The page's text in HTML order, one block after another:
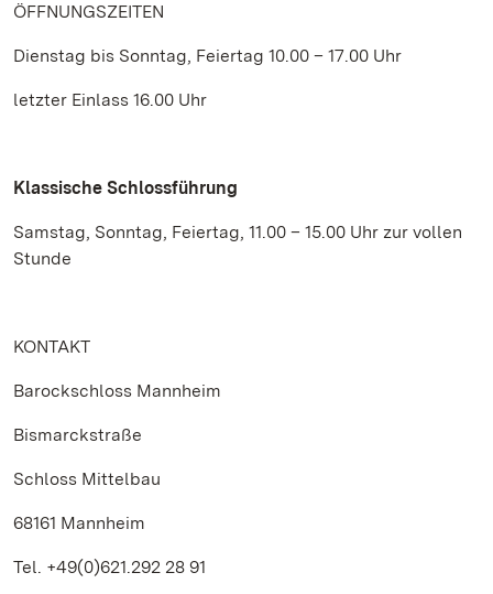
ÖFFNUNGSZEITEN
Dienstag bis Sonntag, Feiertag 10.00 – 17.00 Uhr
letzter Einlass 16.00 Uhr
Klassische Schlossführung
Samstag, Sonntag, Feiertag, 11.00 – 15.00 Uhr zur vollen
Stunde
KONTAKT
Barockschloss Mannheim
Bismarckstraße
Schloss Mittelbau
68161 Mannheim
Tel. +49(0)621.292 28 91